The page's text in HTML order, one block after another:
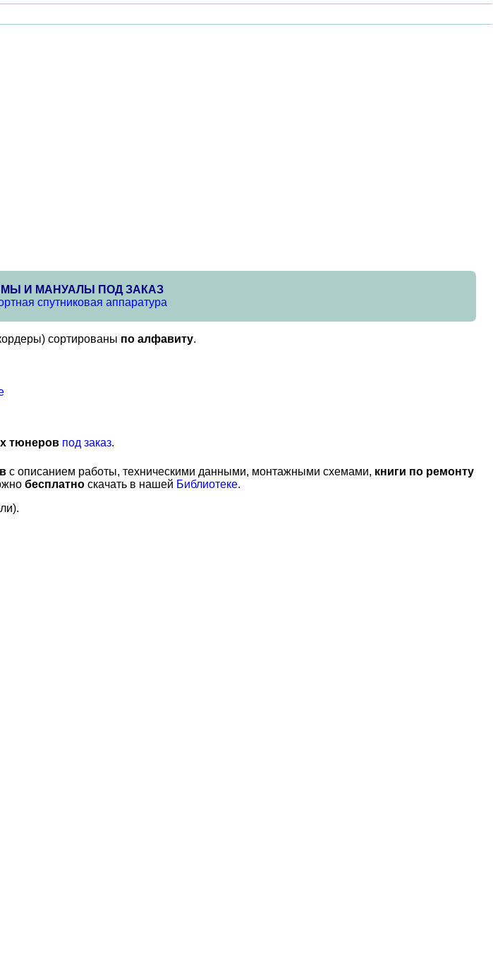
И МАНУАЛЫ ПОД ЗАКАЗ
спутниковая аппаратура
сортированы по алфавиту.
тюнеров под заказ.
с описанием работы, техническими данными, монтажными схемами, книги по ремонту
бесплатно скачать в нашей Библиотеке.